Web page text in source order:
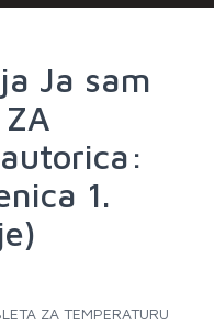
Ja sam
1.
ZA TEMPERATURU